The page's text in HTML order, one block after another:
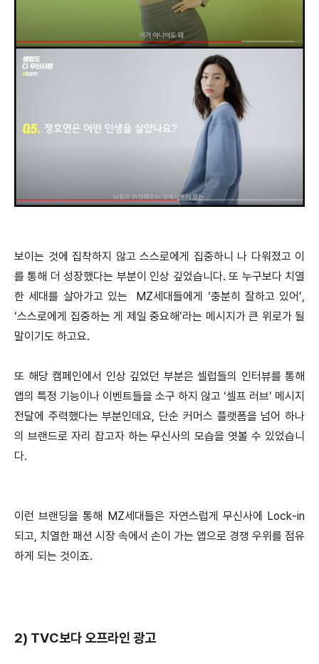
보이는 것에 집착하지 않고 스스로에게 집중하니 나 다워졌고 이
를 통해 더 성장했다는 부분이 인상 깊었습니다. 또 누구보다 치열
한 세대를 살아가고 있는 MZ세대들에게 ‘충분히 잘하고 있어’,
‘스스로에게 집중하는 게 제일 중요해’라는 메시지가 큰 위로가 될
말이기도 하고요.
또 해당 캠페인에서 인상 깊었던 부분은 셀럽들의 인터뷰를 통해
앱의 특정 기능이나 이벤트들을 소구 하지 않고 ‘셀프 러브’ 메시지
전달에 주력했다는 부분인데요, 단순 커머스 플랫폼을 넘어 하나
의 브랜드로 자리 잡고자 하는 무신사의 모습을 엿볼 수 있었습니
다.
이런 브랜딩을 통해 MZ세대들은 자연스럽게 무신사에 Lock-in
되고, 치열한 패션 시장 속에서 손이 가는 앱으로 경쟁 우위를 점유
하게 되는 것이죠.
2) TVC보다 오프라인 광고